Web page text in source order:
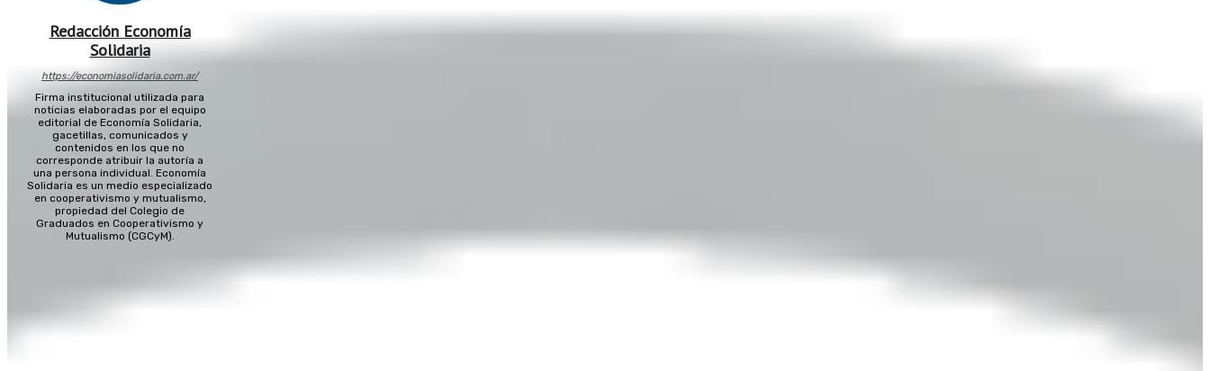
Redacción Economía
Solidaria
https://economiasolidaria.com.ar/
Firma institucional utilizada para
noticias elaboradas por el equipo
editorial de Economía Solidaria,
gacetillas, comunicados y
contenidos en los que no
corresponde atribuir la autoría a
una persona individual. Economía
Solidaria es un medio especializado
en cooperativismo y mutualismo,
propiedad del Colegio de
Graduados en Cooperativismo y
Mutualismo (CGCyM).